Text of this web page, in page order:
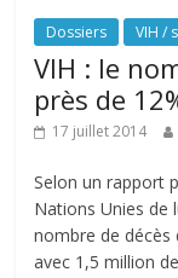
Dossiers VIH /
VIH : le
près de
17 juillet 2014
Selon un rapport
Nations Unies de
nombre de décès
avec 1,5 million